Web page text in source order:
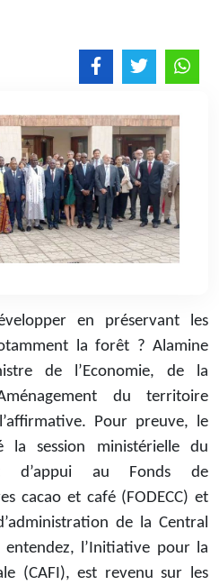
en préservant les
la forêt ? Alamine
de l’Economie, de la
du territoire
Pour preuve, le
la session ministérielle du
d’appui au Fonds de
cacao et café (FODECC) et
de la Central
l’Initiative pour la
(CAFI), est revenu sur les